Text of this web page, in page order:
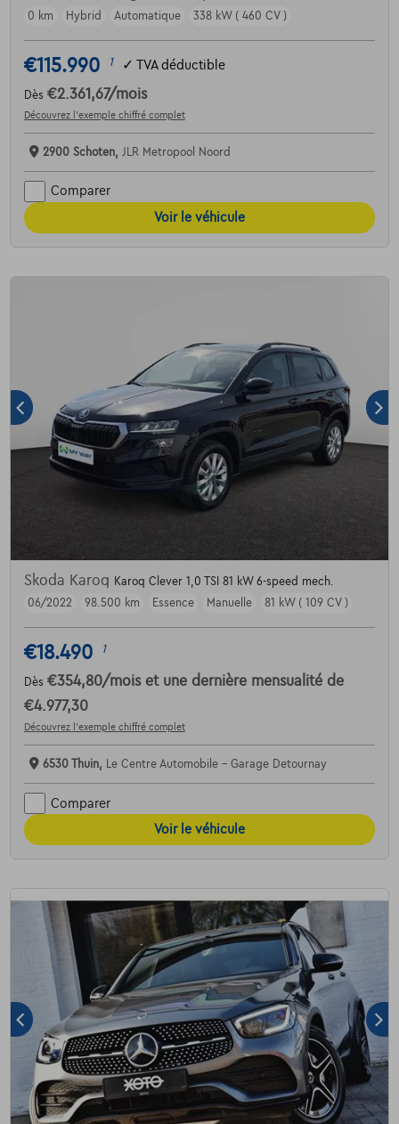
0 km
Hybrid Automatique 338 kW ( 460 CV )
€115.990 1 ✓ TVA déductible
Dès €2.361,67/mois
Découvrez l’exemple chiffré complet
2900 Schoten, JLR Metropool Noord
Comparer
Voir le véhicule
Skoda Karoq Karoq Clever 1,0 TSI 81 kW 6-speed mech.
06/2022
98.500 km Essence Manuelle 81 kW ( 109 CV )
€18.490 1
Dès €354,80/mois et une dernière mensualité de
€4.977,30
Découvrez l’exemple chiffré complet
6530 Thuin, Le Centre Automobile - Garage Detournay
Comparer
Voir le véhicule